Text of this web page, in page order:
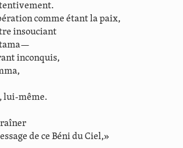
comme étant la paix,
insouciant
inconquis,
lui-même.
de ce Béni du Ciel,»